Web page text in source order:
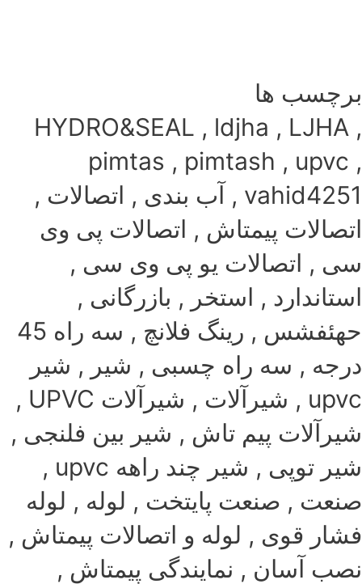
برچسب ها
HYDRO&SEAL , ldjha , LJHA ,
pimtas , pimtash , upvc ,
vahid4251 , آب بندی , اتصالات ,
اتصالات پیمتاش , اتصالات پی وی
سی , اتصالات یو پی وی سی ,
استاندارد , استخر , بازرگانی ,
حهئفشس , رینگ فلانچ , سه راه 45
درجه , سه راه چسبی , شیر , شیر
upvc , شیرآلات , شیرآلات UPVC ,
شیرآلات پیم تاش , شیر بین فلنجی ,
شیر توپی , شیر چند راهه upvc ,
صنعت , صنعت پایتخت , لوله , لوله
فشار قوی , لوله و اتصالات پیمتاش ,
نصب آسان , نمایندگی پیمتاش ,